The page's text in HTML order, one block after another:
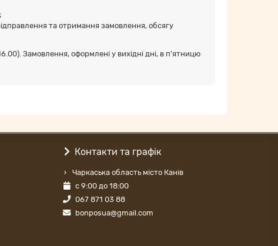
та отримання замовлення, обсягу
Замовлення, оформлені у вихідні дні, в п'ятницю
Контакти та графік
Чаркаська область місто Канів
с 9:00 до 18:00
067 871 03 88
bonposua@gmail.com